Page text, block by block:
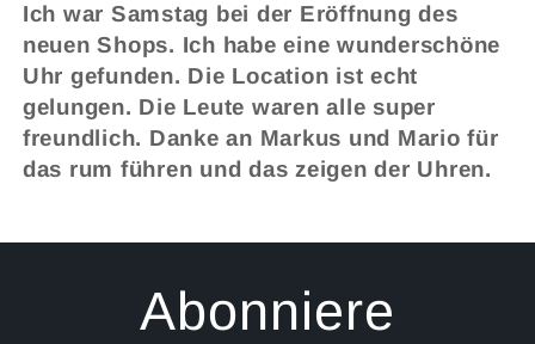
Ich war Samstag bei der Eröffnung des
neuen Shops. Ich habe eine wunderschöne
Uhr gefunden. Die Location ist echt
gelungen. Die Leute waren alle super
freundlich. Danke an Markus und Mario für
das rum führen und das zeigen der Uhren.
Abonniere